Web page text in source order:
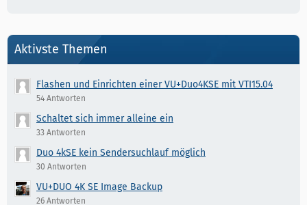
Aktivste Themen
Flashen und Einrichten einer VU+Duo4KSE mit VTI15.04
54 Antworten
Schaltet sich immer alleine ein
33 Antworten
Duo 4kSE kein Sendersuchlauf möglich
30 Antworten
VU+DUO 4K SE Image Backup
26 Antworten